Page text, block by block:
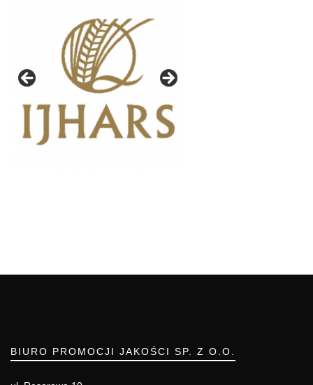
BIURO PROMOCJI JAKOŚCI SP. Z O.O.